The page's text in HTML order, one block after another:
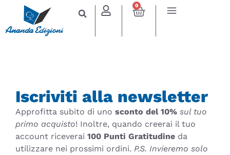
0
Iscriviti alla newsletter
Approfitta subito di uno sconto del 10% sul tuo
primo acquisto! Inoltre, quando creerai il tuo
account riceverai 100 Punti Gratitudine da
utilizzare nei prossimi ordini. P.S. Invieremo solo